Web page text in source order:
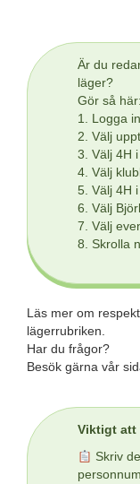
Är du
läger?
Gör så här:
1. Logga in
2. Välj
3. Välj 4H
4. Välj
5. Välj 4H
6. Välj
7. Välj
8. Skrolla
Läs mer om
lägerrubriken.
Har du frågor?
Besök gärna vår
Viktigt att
Skriv